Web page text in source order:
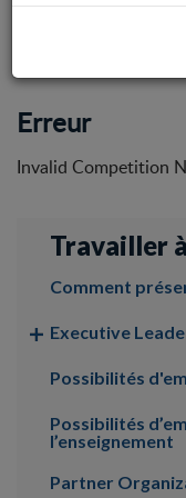
Erreur
Invalid Competition
Travailler
Comment
Executive
Possibilités
Possibilités
l’enseignement
Partner